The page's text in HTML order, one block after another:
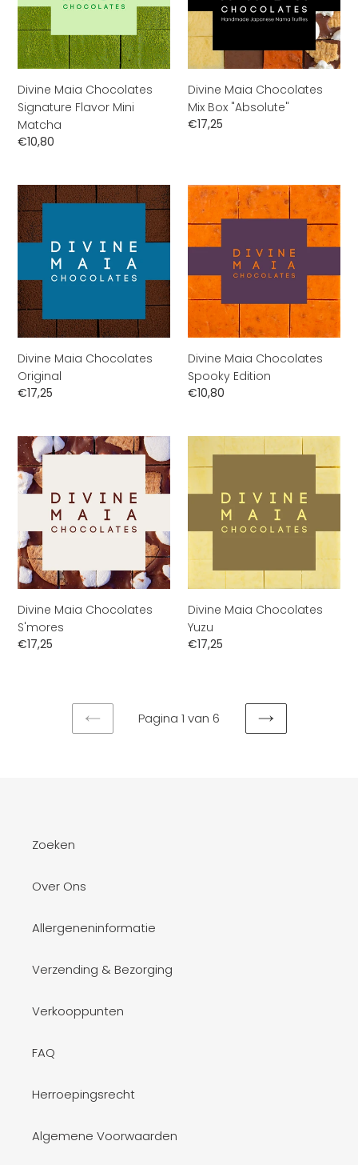
Mini
Matcha
Divine Maia Chocolates
Signature Flavor Mini
Matcha
Normale
€10,80
"Absolute"
Divine Maia Chocolates
Mix Box "Absolute"
Normale
€17,25
Divine
Maia
Chocolates
Original
Divine Maia Chocolates
Original
Normale
€17,25
Divine
Maia
Chocolates
Spooky
Divine Maia Chocolates
Spooky Edition
Normale
€10,80
Divine
Maia
Chocolates
S'mores
Divine Maia Chocolates
S'mores
Normale
€17,25
Divine
Maia
Chocolates
Yuzu
Divine Maia Chocolates
Yuzu
Normale
€17,25
VORIGE
Pagina 1 van 6
VOLGENDE
Zoeken
Over Ons
Allergeneninformatie
Verzending & Bezorging
Verkooppunten
FAQ
Herroepingsrecht
Algemene Voorwaarden